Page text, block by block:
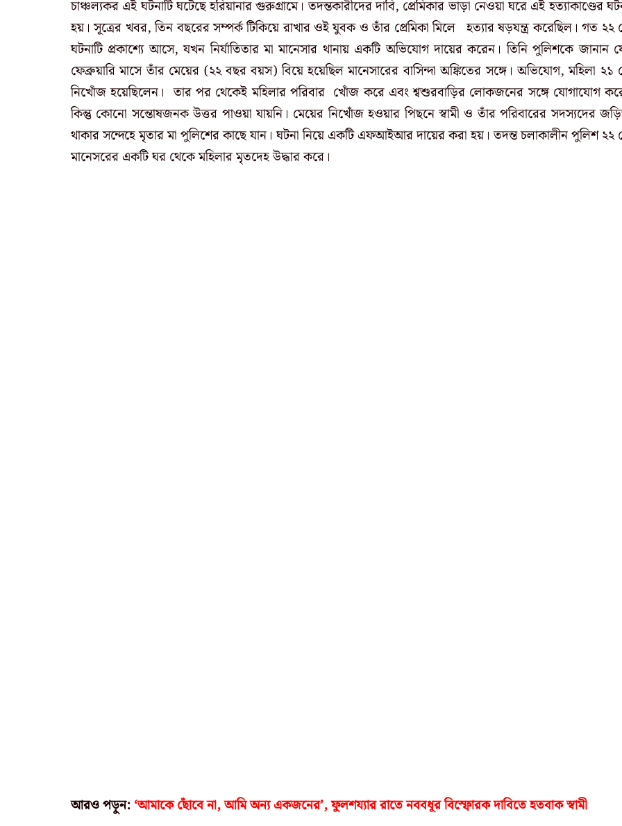
চাঞ্চল্যকর এই ঘটনাটি ঘটেছে হরিয়ানার গুরুগ্রামে। তদন্তকারীদের দাবি, প্রেমিকার ভাড়া নেওয়া ঘরে এই হত্যাকাণ্ডের
হয়। সূত্রের খবর, তিন বছরের সম্পর্ক টিকিয়ে রাখার ওই যুবক ও তাঁর প্রেমিকা মিলে হত্যার ষড়যন্ত্র করেছিল। গত ২২
ঘটনাটি প্রকাশ্যে আসে, যখন নির্যাতিতার মা মানেসার থানায় একটি অভিযোগ দায়ের করেন। তিনি পুলিশকে জানান
ফেব্রুয়ারি মাসে তাঁর মেয়ের (২২ বছর বয়স) বিয়ে হয়েছিল মানেসারের বাসিন্দা অঙ্কিতের সঙ্গে। অভিযোগ, মহিলা ২১
নিখোঁজ হয়েছিলেন। তার পর থেকেই মহিলার পরিবার খোঁজ করে এবং শ্বশুরবাড়ির লোকজনের সঙ্গে যোগাযোগ
কিন্তু কোনো সন্তোষজনক উত্তর পাওয়া যায়নি। মেয়ের নিখোঁজ হওয়ার পিছনে স্বামী ও তাঁর পরিবারের সদস্যদের
থাকার সন্দেহে মৃতার মা পুলিশের কাছে যান। ঘটনা নিয়ে একটি এফআইআর দায়ের করা হয়। তদন্ত চলাকালীন পুলিশ ২২
মানেসরের একটি ঘর থেকে মহিলার মৃতদেহ উদ্ধার করে।
আরও পড়ুন: ‘আমাকে ছোঁবে না, আমি অন্য একজনের’, ফুলশয্যার রাতে নববধূর বিস্ফোরক দাবিতে হতবাক স্বামী